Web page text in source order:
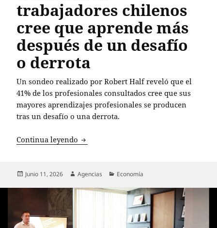
trabajadores chilenos
cree que aprende más
después de un desafío
o derrota
Un sondeo realizado por Robert Half reveló que el
41% de los profesionales consultados cree que sus
mayores aprendizajes profesionales se producen
tras un desafío o una derrota.
Continua leyendo 4 de cada 10 trabajadores chilenos
Publicado
Junio 11, 2026 Autor
Agencias Categorías
Economía